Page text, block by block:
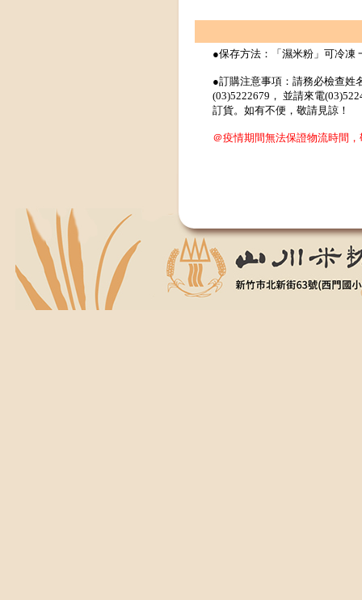
●保存方法：「濕米粉」可冷凍
●訂購注意事項：請務必檢查姓
(03)5222679， 並請來電
訂貨。如有不便，敬請見諒！
＠疫情期間無法保證物流時間